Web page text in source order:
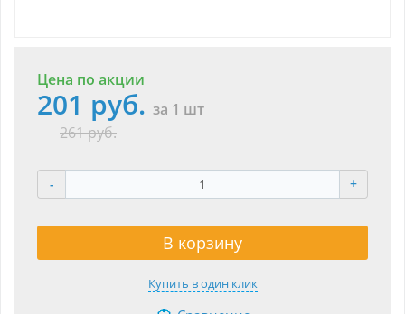
Цена по акции
201 руб. за 1 шт
261 руб.
- +
В корзину
Купить в один клик